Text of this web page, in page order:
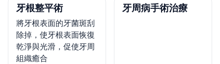
牙根整平術
將牙根表面的牙菌斑刮
除掉，使牙根表面恢復
乾淨與光滑，促使牙周
組織癒合
牙周病手術治療